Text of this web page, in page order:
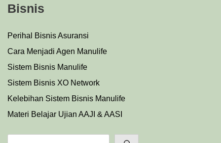
Bisnis
Perihal Bisnis Asuransi
Cara Menjadi Agen Manulife
Sistem Bisnis Manulife
Sistem Bisnis XO Network
Kelebihan Sistem Bisnis Manulife
Materi Belajar Ujian AAJI & AASI